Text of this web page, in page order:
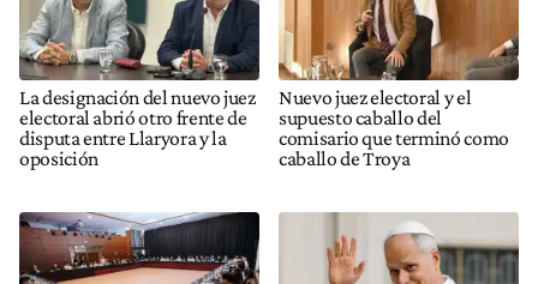
La designación del nuevo juez
electoral abrió otro frente de
disputa entre Llaryora y la
oposición
Nuevo juez electoral y el
supuesto caballo del
comisario que terminó como
caballo de Troya